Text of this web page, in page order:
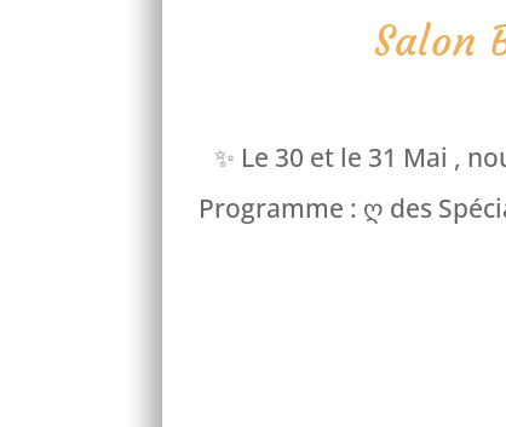
Salon
✨ Le 30 et le 31 Mai ,
Programme : ღ des